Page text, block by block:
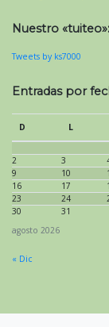
Nuestro «tuiteo»:
Tweets by ks7000
Entradas por
agosto 2026
D L
2
3
9
10
16
17
23
24
30
31
« Dic